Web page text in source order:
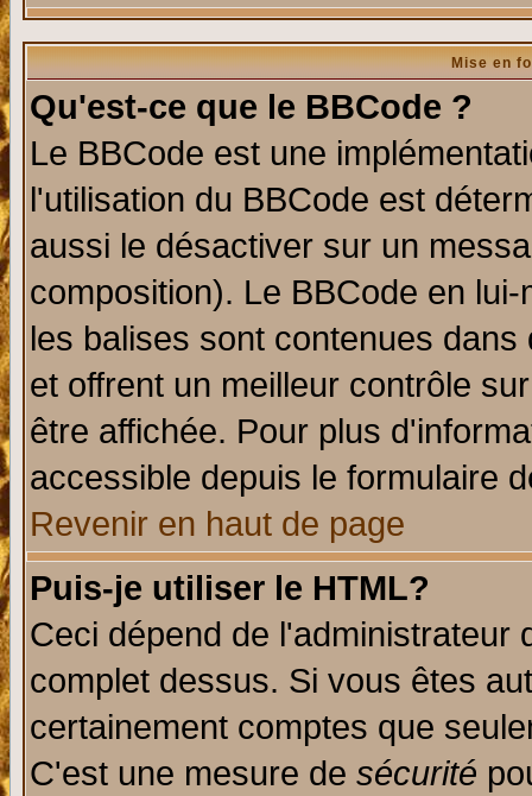
Mise en
Qu'est-ce que le BBCode ?
Le BBCode est une
l'utilisation du BBCode est
aussi le désactiver sur un
composition). Le BBCode en
les balises sont contenues
et offrent un meilleur contrôle
être affichée. Pour plus
accessible depuis le formulaire
Revenir en haut de page
Puis-je utiliser le HTML?
Ceci dépend de l'administrateur
complet dessus. Si vous êtes
certainement comptes que
C'est une mesure de sécurité